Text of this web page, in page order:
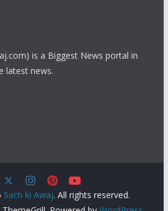
is a Biggest News portal in
latest news.
Sach ki Awaj. All rights reserved.